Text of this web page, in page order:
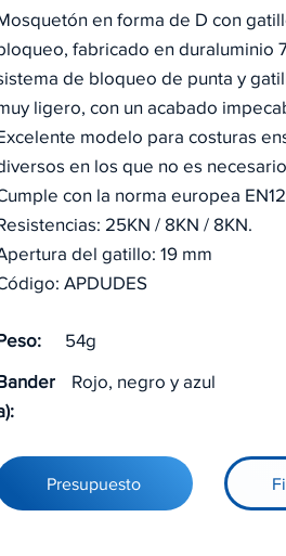
Presupuesto
en forma de D con
fabricado en duraluminio
de bloqueo de punta y
ligero, con un acabado
modelo para costuras
en los que no es
con la norma europea
25KN / 8KN / 8KN.
del gatillo: 19 mm
APDUDES
54g
Rojo, negro y azul